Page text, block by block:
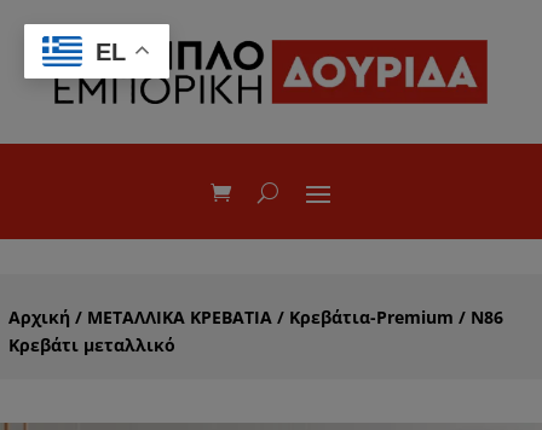
Αρχική / ΜΕΤΑΛΛΙΚΑ ΚΡΕΒΑΤΙΑ / Κρεβάτια-Premium / N86
Κρεβάτι μεταλλικό
EL